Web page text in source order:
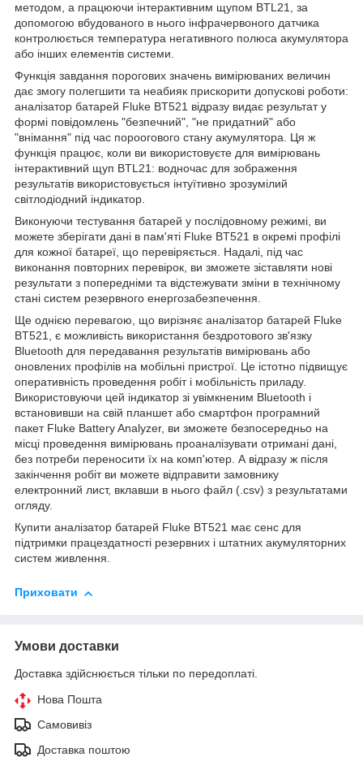
методом, а працюючи інтерактивним щупом BTL21, за
допомогою вбудованого в нього інфрачервоного датчика
контролюється температура негативного полюса акумулятора
або інших елементів системи.
Функція завдання порогових значень вимірюваних величин
дає змогу полегшити та неабияк прискорити допускові роботи:
аналізатор батарей Fluke BT521 відразу видає результат у
формі повідомлень "безпечний", "не придатний" або
"внімання" під час пороогового стану акумулятора. Ця ж
функція працює, коли ви використовуєте для вимірювань
інтерактивний щуп BTL21: водночас для зображення
результатів використовується інтуїтивно зрозумілий
світлодіодний індикатор.
Виконуючи тестування батарей у послідовному режимі, ви
можете зберігати дані в пам'яті Fluke BT521 в окремі профілі
для кожної батареї, що перевіряється. Надалі, під час
виконання повторних перевірок, ви зможете зіставляти нові
результати з попередніми та відстежувати зміни в технічному
стані систем резервного енергозабезпечення.
Ще однією перевагою, що вирізняє аналізатор батарей Fluke
BT521, є можливість використання бездротового зв'язку
Bluetooth для передавання результатів вимірювань або
оновлених профілів на мобільні пристрої. Це істотно підвищує
оперативність проведення робіт і мобільність приладу.
Використовуючи цей індикатор зі увімкненим Bluetooth і
встановивши на свій планшет або смартфон програмний
пакет Fluke Battery Analyzer, ви зможете безпосередньо на
місці проведення вимірювань проаналізувати отримані дані,
без потреби переносити їх на комп'ютер. А відразу ж після
закінчення робіт ви можете відправити замовнику
електронний лист, вклавши в нього файл (.csv) з результатами
огляду.
Купити аналізатор батарей Fluke BT521 має сенс для
підтримки працездатності резервних і штатних акумуляторних
систем живлення.
Приховати
Умови доставки
Доставка здійснюється тільки по передоплаті.
Нова Пошта
Самовивіз
Доставка поштою